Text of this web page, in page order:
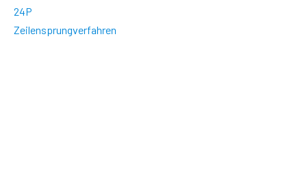
24P
Zeilensprungverfahren